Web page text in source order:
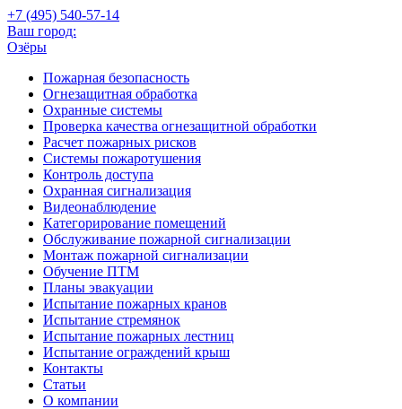
+7 (495) 540-57-14
Ваш город:
Озёры
Пожарная безопасность
Огнезащитная обработка
Охранные системы
Проверка качества огнезащитной обработки
Расчет пожарных рисков
Системы пожаротушения
Контроль доступа
Охранная сигнализация
Видеонаблюдение
Категорирование помещений
Обслуживание пожарной сигнализации
Монтаж пожарной сигнализации
Обучение ПТМ
Планы эвакуации
Испытание пожарных кранов
Испытание стремянок
Испытание пожарных лестниц
Испытание ограждений крыш
Контакты
Статьи
О компании